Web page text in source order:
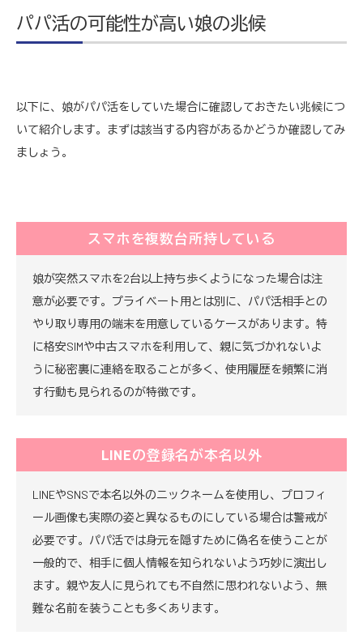
パパ活の可能性が高い娘の兆候
以下に、娘がパパ活をしていた場合に確認しておきたい兆候につ
いて紹介します。まずは該当する内容があるかどうか確認してみ
ましょう。
スマホを複数台所持している
娘が突然スマホを2台以上持ち歩くようになった場合は注
意が必要です。プライベート用とは別に、パパ活相手との
やり取り専用の端末を用意しているケースがあります。特
に格安SIMや中古スマホを利用して、親に気づかれないよ
うに秘密裏に連絡を取ることが多く、使用履歴を頻繁に消
す行動も見られるのが特徴です。
LINEの登録名が本名以外
LINEやSNSで本名以外のニックネームを使用し、プロフィ
ール画像も実際の姿と異なるものにしている場合は警戒が
必要です。パパ活では身元を隠すために偽名を使うことが
一般的で、相手に個人情報を知られないよう巧妙に演出し
ます。親や友人に見られても不自然に思われないよう、無
難な名前を装うことも多くあります。